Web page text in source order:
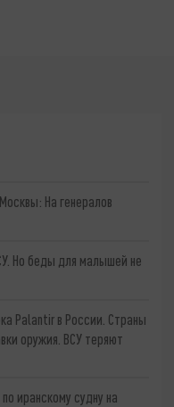
На генералов
Но беды для малышей не
Palantir в России. Страны
оружия. ВСУ теряют
иранскому судну на